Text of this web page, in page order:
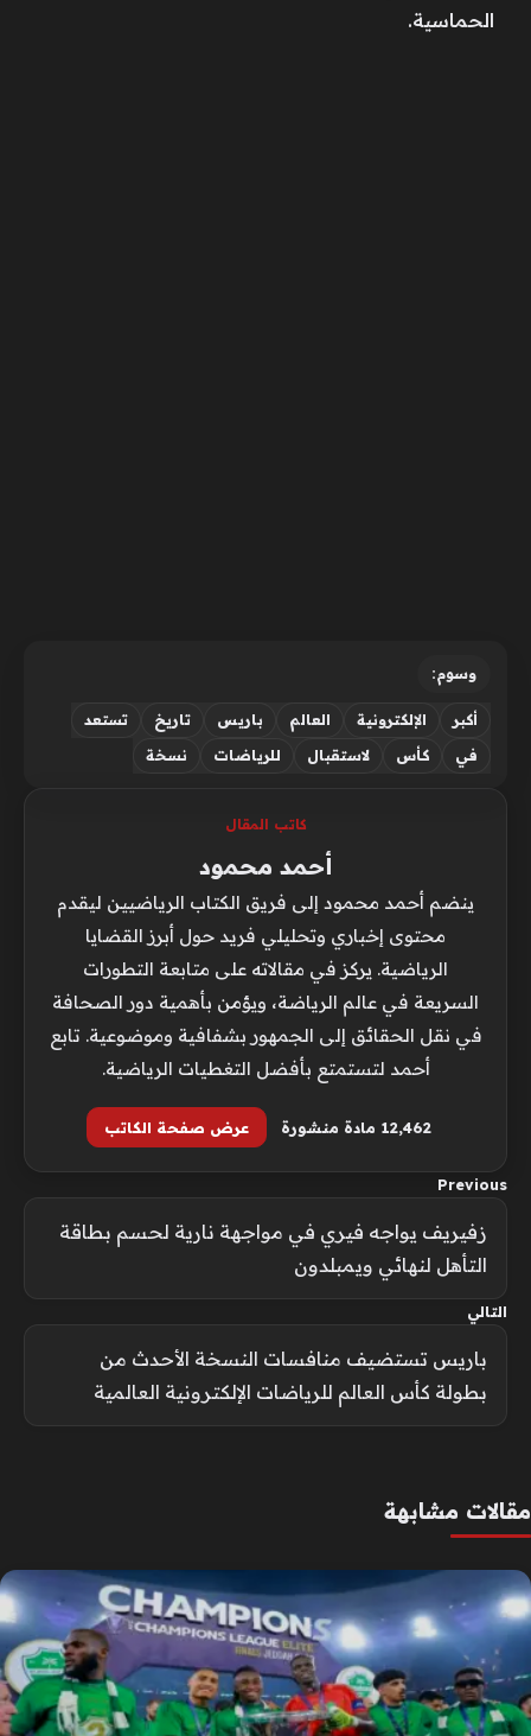
الحماسية.
وسوم:
أكبر الإلكترونية العالم باريس تاريخ
تستعد
في
كأس لاستقبال للرياضات نسخة
كاتب المقال
أحمد محمود
ينضم أحمد محمود إلى فريق الكتاب الرياضيين ليقدم
محتوى إخباري وتحليلي فريد حول أبرز القضايا
الرياضية. يركز في مقالاته على متابعة التطورات
السريعة في عالم الرياضة، ويؤمن بأهمية دور الصحافة
في نقل الحقائق إلى الجمهور بشفافية وموضوعية. تابع
أحمد لتستمتع بأفضل التغطيات الرياضية.
12٬462 مادة منشورة عرض صفحة الكاتب
Previous
زفيريف يواجه فيري في مواجهة نارية لحسم بطاقة
التأهل لنهائي ويمبلدون
التالي
باريس تستضيف منافسات النسخة الأحدث من
بطولة كأس العالم للرياضات الإلكترونية العالمية
مقالات مشابهة